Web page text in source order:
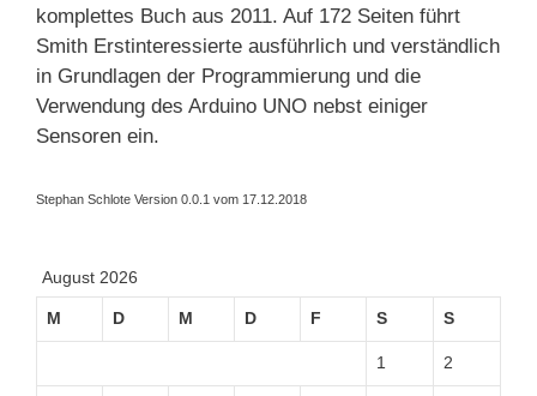
komplettes Buch aus 2011. Auf 172 Seiten führt
Smith Erstinteressierte ausführlich und verständlich
in Grundlagen der Programmierung und die
Verwendung des Arduino UNO nebst einiger
Sensoren ein.
Stephan Schlote Version 0.0.1 vom 17.12.2018
August 2026
M D M D F S S
1 2